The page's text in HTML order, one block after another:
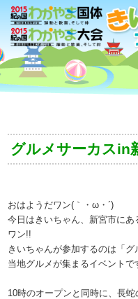
グルメサーカスin
おはようだワン(｀・ω・´)
今日はきいちゃん、新宮市に
ワン!!
きいちゃんが参加するのは「
当地グルメが集まるイベントで
10時のオープンと同時に、長